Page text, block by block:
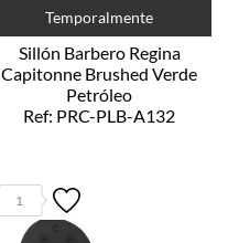
Temporalmente
Sillón Barbero Regina
Capitonne Brushed Verde
Petróleo
Ref: PRC-PLB-A132
1